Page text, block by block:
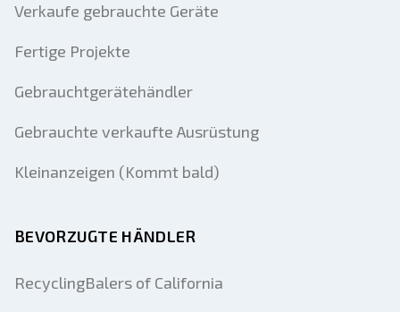
Verkaufe gebrauchte Geräte
Fertige Projekte
Gebrauchtgerätehändler
Gebrauchte verkaufte Ausrüstung
Kleinanzeigen (Kommt bald)
BEVORZUGTE HÄNDLER
RecyclingBalers of California